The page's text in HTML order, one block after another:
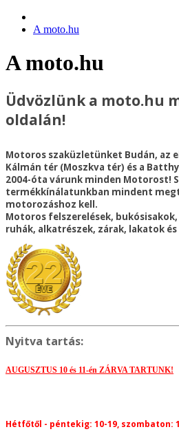
A moto.hu
A moto.hu
Üdvözlünk a moto.hu
oldalán!
Motoros szaküzletünket Budán, az
Kálmán tér (Moszkva tér) és a
2004-óta várunk minden Motorost!
termékkínálatunkban mindent
motorozáshoz kell.
Motoros felszerelések,
ruhák, alkatrészek, zárak, lakatok
Nyitva tartás:
AUGUSZTUS 10 és 11-én ZÁRVA TARTUNK!
Hétfőtől - péntekig: 10-19, szombaton: